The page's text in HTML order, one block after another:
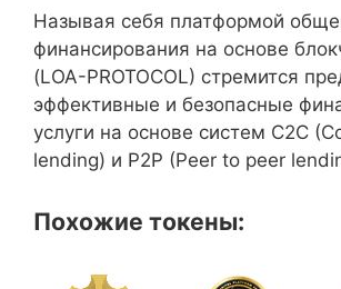
Называя себя платформой
финансирования на основе
(LOA-PROTOCOL) стремится
эффективные и безопасные
услуги на основе систем C2C
lending) и P2P (Peer to peer
Похожие токены: